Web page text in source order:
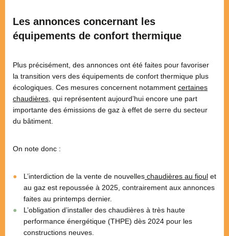
Les annonces concernant les
équipements de confort thermique
Plus précisément, des annonces ont été faites pour favoriser
la transition vers des équipements de confort thermique plus
écologiques. Ces mesures concernent notamment certaines
chaudières , qui représentent aujourd’hui encore une part
importante des émissions de gaz à effet de serre du secteur
du bâtiment.
On note donc :
L’interdiction de la vente de nouvelles chaudières au fioul et
au gaz est repoussée à 2025, contrairement aux annonces
faites au printemps dernier.
L’obligation d’installer des chaudières à très haute
performance énergétique (THPE) dès 2024 pour les
constructions neuves.